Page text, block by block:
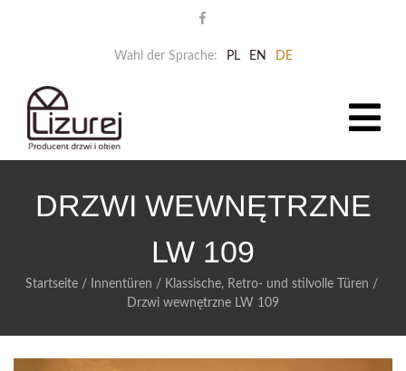
Wahl der Sprache: PL EN DE
DRZWI WEWNĘTRZNE
LW 109
Startseite/ Innentüren / Klassische, Retro- und stilvolle Türen /
Drzwi wewnętrzne LW 109